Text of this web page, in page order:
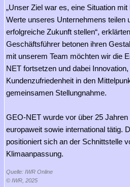
„Unser Ziel war es, eine Situation
Werte unseres Unternehmens teilen
erfolgreiche Zukunft stellen“,
Geschäftsführer betonen ihren
mit unserem Team möchten wir die
NET fortsetzen und dabei
Kundenzufriedenheit in den
gemeinsamen Stellungnahme.
GEO-NET wurde vor über 25 Jahren
europaweit sowie international tätig.
positioniert sich an der Schnittstelle
Klimaanpassung.
Quelle: IWR Online
© IWR, 2025